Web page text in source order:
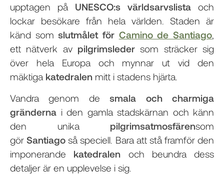
upptagen på UNESCO:s världsarvslista och
lockar besökare från hela världen. Staden är
känd somslutmålet för Camino de Santiago,
ett nätverk av pilgrimsleder som sträcker sig
över hela Europa och mynnar ut vid den
mäktiga katedralen mitt i stadens hjärta.
Vandra genom desmala och charmiga
gränderna i den gamla stadskärnan och känn
den unika pilgrimsatmosfärensom
görSantiago så speciell. Bara att stå framför den
imponerande katedralen och beundra dess
detaljer är en upplevelse i sig.